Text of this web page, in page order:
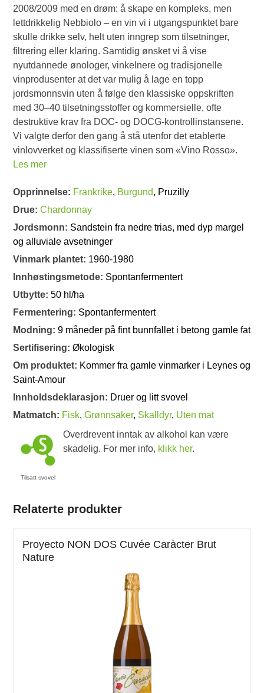
2008/2009 med en drøm: å skape en kompleks, men
lettdrikkelig Nebbiolo – en vin vi i utgangspunktet bare
skulle drikke selv, helt uten inngrep som tilsetninger,
filtrering eller klaring. Samtidig ønsket vi å vise
nyutdannede ønologer, vinkelnere og tradisjonelle
vinprodusenter at det var mulig å lage en topp
jordsmonnsvin uten å følge den klassiske oppskriften
med 30–40 tilsetningsstoffer og kommersielle, ofte
destruktive krav fra DOC- og DOCG-kontrollinstansene.
Vi valgte derfor den gang å stå utenfor det etablerte
vinlovverket og klassifiserte vinen som «Vino Rosso».
Les mer
Opprinnelse: Frankrike, Burgund, Pruzilly
Drue:Chardonnay
Jordsmonn: Sandstein fra nedre trias, med dyp margel
og alluviale avsetninger
Vinmark plantet: 1960-1980
Innhøstingsmetode: Spontanfermentert
Utbytte:50 hl/ha
Fermentering: Spontanfermentert
Modning:9 måneder på fint bunnfallet i betong gamle fat
Sertifisering:Økologisk
Om produktet: Kommer fra gamle vinmarker i Leynes og
Saint-Amour
Innholdsdeklarasjon: Druer og litt svovel
Matmatch: Fisk,Grønnsaker, Skalldyr, Uten mat
Tilsatt svovel
Overdrevent inntak av alkohol kan være
skadelig. For mer info, klikk her.
Relaterte produkter
Proyecto NON DOS Cuvée Caràcter Brut
Nature